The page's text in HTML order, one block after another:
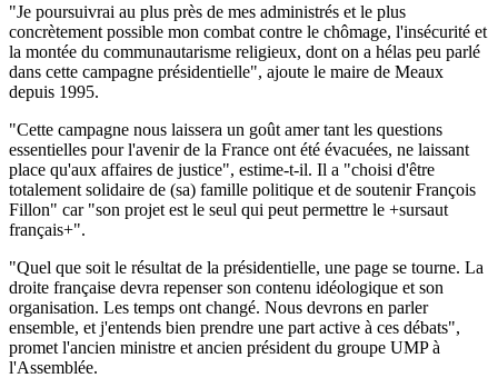
"Je poursuivrai au plus près de mes administrés et le plus
concrètement possible mon combat contre le chômage, l'insécurité et
la montée du communautarisme religieux, dont on a hélas peu parlé
dans cette campagne présidentielle", ajoute le maire de Meaux
depuis 1995.
"Cette campagne nous laissera un goût amer tant les questions
essentielles pour l'avenir de la France ont été évacuées, ne laissant
place qu'aux affaires de justice", estime-t-il. Il a "choisi d'être
totalement solidaire de (sa) famille politique et de soutenir François
Fillon" car "son projet est le seul qui peut permettre le +sursaut
français+".
"Quel que soit le résultat de la présidentielle, une page se tourne. La
droite française devra repenser son contenu idéologique et son
organisation. Les temps ont changé. Nous devrons en parler
ensemble, et j'entends bien prendre une part active à ces débats",
promet l'ancien ministre et ancien président du groupe UMP à
l'Assemblée.